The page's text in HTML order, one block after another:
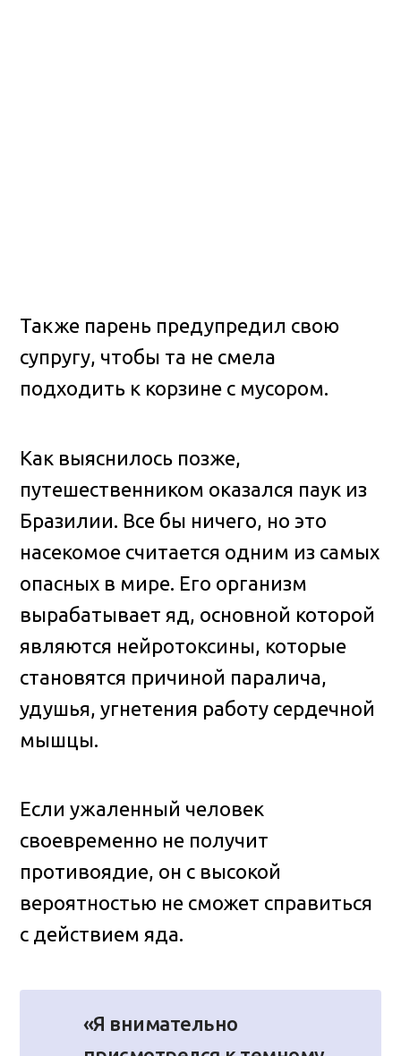
Также парень предупредил свою
супругу, чтобы та не смела
подходить к корзине с мусором.
Как выяснилось позже,
путешественником оказался паук из
Бразилии. Все бы ничего, но это
насекомое считается одним из самых
опасных в мире. Его организм
вырабатывает яд, основной которой
являются нейротоксины, которые
становятся причиной паралича,
удушья, угнетения работу сердечной
мышцы.
Если ужаленный человек
своевременно не получит
противоядие, он с высокой
вероятностью не сможет справиться
с действием яда.
«Я внимательно